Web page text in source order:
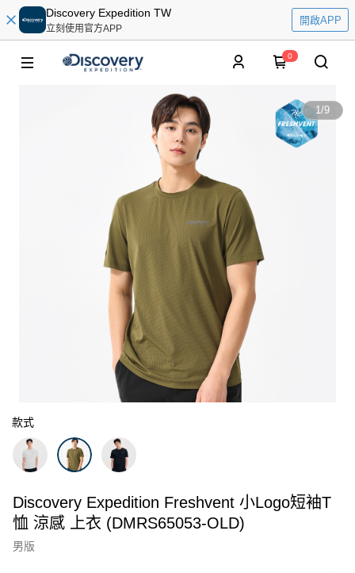
Discovery Expedition TW
立刻使用官方APP
開啟APP
0
1/9
款式
Discovery Expedition Freshvent 小Logo短袖T
恤 涼感 上衣 (DMRS65053-OLD)
男版